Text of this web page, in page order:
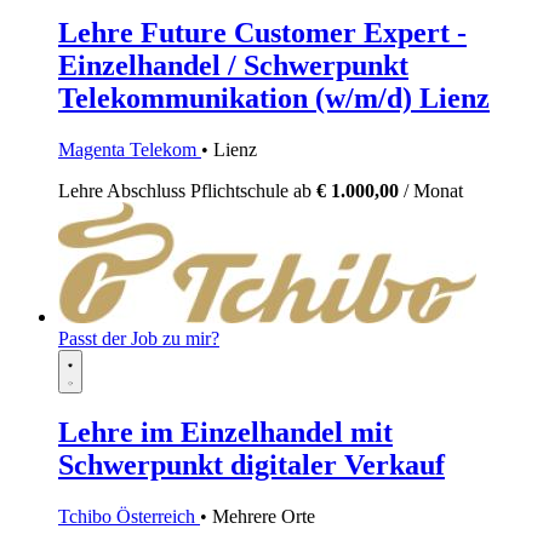
Lehre Future Customer Expert -
Einzelhandel / Schwerpunkt
Telekommunikation (w/m/d) Lienz
Magenta Telekom • Lienz
Lehre Abschluss Pflichtschule ab € 1.000,00 / Monat
Passt der Job zu mir?
Lehre im Einzelhandel mit
Schwerpunkt digitaler Verkauf
Tchibo Österreich • Mehrere Orte